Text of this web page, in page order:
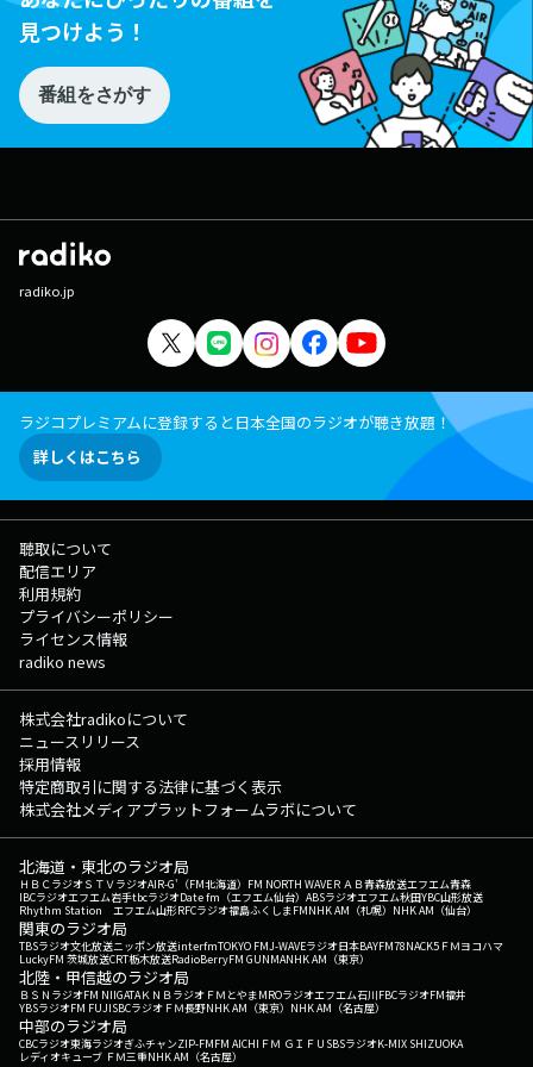
見つけよう！
番組をさがす
radiko.jp
ラジコプレミアムに登録すると日本全国のラジオが聴き放題！
詳しくはこちら
聴取について
配信エリア
利用規約
プライバシーポリシー
ライセンス情報
radiko news
株式会社radikoについて
ニュースリリース
採用情報
特定商取引に関する法律に基づく表示
株式会社メディアプラットフォームラボについて
北海道・東北のラジオ局
ＨＢＣラジオＳＴＶラジオAIR-G'（FM北海道） FM NORTH WAVEＲＡＢ青森放送エフエム青森
IBCラジオエフエム岩手tbcラジオDate fm（エフエム仙台） ABSラジオエフエム秋田YBC山形放送
Rhythm Station エフエム山形RFCラジオ福島ふくしまFMNHK AM（札幌） NHK AM（仙台）
関東のラジオ局
TBSラジオ文化放送ニッポン放送interfmTOKYO FMJ-WAVEラジオ日本BAYFM78NACK5 ＦＭヨコハマ
LuckyFM 茨城放送CRT栃木放送RadioBerryFM GUNMANHK AM（東京）
北陸・甲信越のラジオ局
ＢＳＮラジオFM NIIGATAＫＮＢラジオ ＦＭとやまMROラジオエフエム石川FBCラジオFM福井
YBSラジオFM FUJISBCラジオ ＦＭ長野NHK AM（東京） NHK AM（名古屋）
中部のラジオ局
CBCラジオ東海ラジオぎふチャンZIP-FMFM AICHI ＦＭ ＧＩＦＵ SBSラジオK-MIX SHIZUOKA
レディオキューブ ＦＭ三重NHK AM（名古屋）